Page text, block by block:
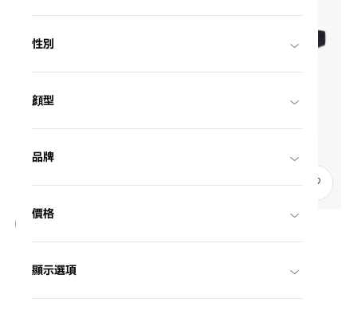
性別
顔型
品牌
價格
顯示選項
NEW
SUN2127M-6S